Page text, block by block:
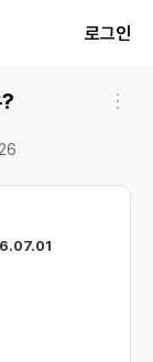
로그인